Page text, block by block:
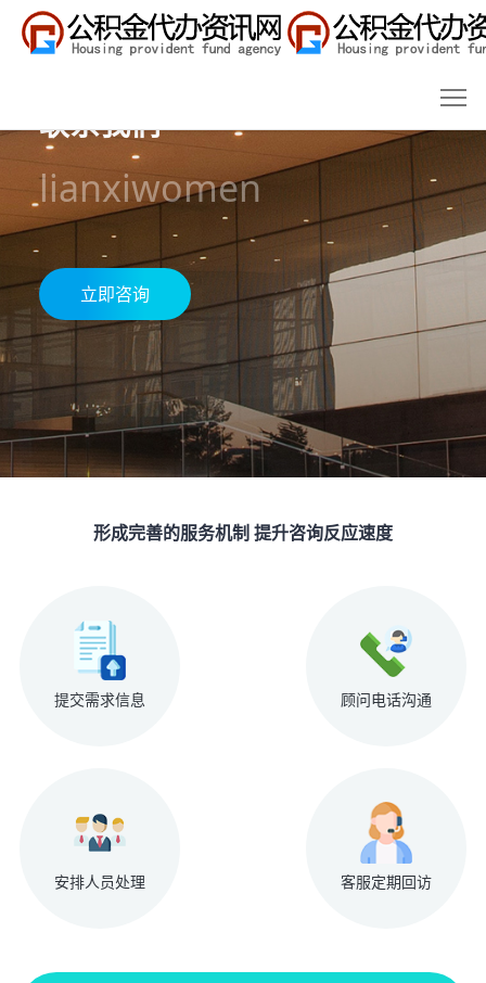
联系我们
lianxiwomen
立即咨询
形成完善的服务机制 提升咨询反应速度
提交需求信息 顾问电话沟通
安排人员处理 客服定期回访